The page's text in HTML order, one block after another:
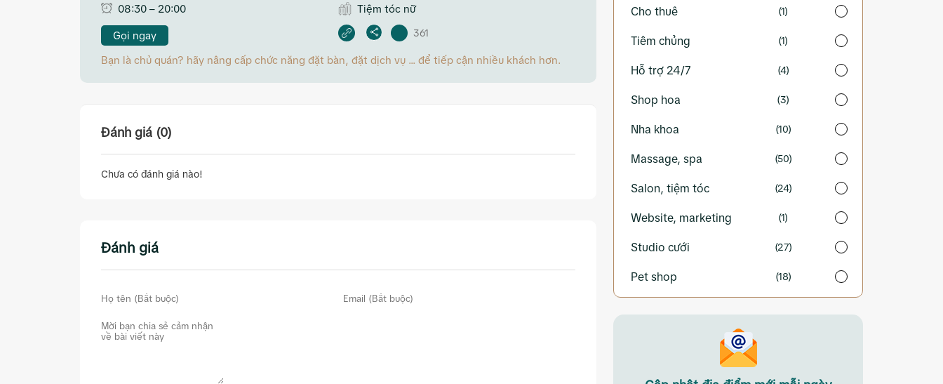
08:30 – 20:00
Tiệm tóc nữ
Gọi ngay 361
Bạn là chủ quán? hãy nâng cấp chức năng đặt bàn, đặt dịch vụ ... để tiếp cận nhiều khách hơn.
Đánh giá (0)
Chưa có đánh giá nào!
Đánh giá
Cho thuê (1)
Tiêm chủng (1)
Hỗ trợ 24/7 (4)
Shop hoa (3)
Nha khoa (10)
Massage, spa (50)
Salon, tiệm tóc (24)
Website, marketing (1)
Studio cưới (27)
Pet shop (18)